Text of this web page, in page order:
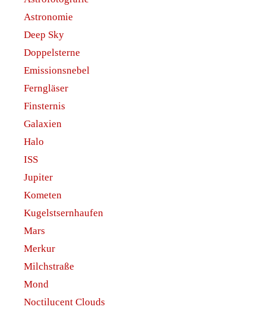
Astronomie
Deep Sky
Doppelsterne
Emissionsnebel
Ferngläser
Finsternis
Galaxien
Halo
ISS
Jupiter
Kometen
Kugelstsernhaufen
Mars
Merkur
Milchstraße
Mond
Noctilucent Clouds